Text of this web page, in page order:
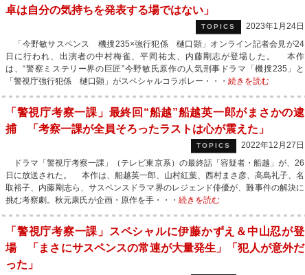
卓は自分の気持ちを発表する場ではない」
TOPICS
2023年1月24日
「今野敏サスペンス 機捜235×強行犯係 樋口顕」オンライン記者会見が24
日に行われ、出演者の中村梅雀、平岡祐太、内藤剛志が登場した。 本作
は、“警察ミステリー界の巨匠”今野敏氏原作の人気刑事ドラマ「機捜235」と
「警視庁強行犯係 樋口顕」がスペシャルコラボレー・・・ 続きを読む
「警視庁考察一課」最終回“船越”船越英一郎がまさかの逮
捕 「考察一課が全員そろったラストは心が震えた」
TOPICS
2022年12月27日
ドラマ「警視庁考察一課」（テレビ東京系）の最終話「容疑者・船越」が、26
日に放送された。 本作は、船越英一郎、山村紅葉、西村まさ彦、高島礼子、名
取裕子、内藤剛志ら、サスペンスドラマ界のレジェンド俳優が、難事件の解決に
挑む考察劇。秋元康氏が企画・原作を手・・・ 続きを読む
「警視庁考察一課」スペシャルに伊藤かずえ＆中山忍が登
場 「まさにサスペンスの常連が大量発生」「犯人が意外だ
った」